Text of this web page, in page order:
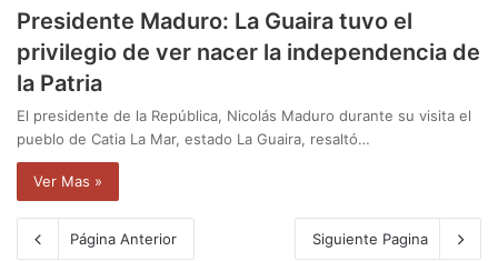
Presidente Maduro: La Guaira tuvo el
privilegio de ver nacer la independencia de
la Patria
El presidente de la República, Nicolás Maduro durante su visita el
pueblo de Catia La Mar, estado La Guaira, resaltó…
Ver Mas »
Página Anterior Siguiente Pagina